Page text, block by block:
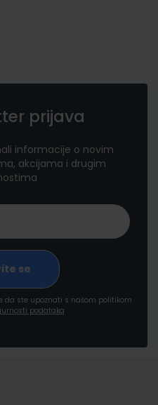
prijava
informacije o novim
akcijama i drugim
da ste upoznati s našom politikom
podataka